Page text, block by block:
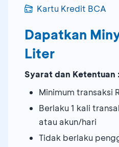
Kartu Kredit BCA
Dapatkan
Liter
Syarat dan Ketentuan :
Minimum transaksi
Berlaku 1 kali
atau akun/hari
Tidak berlaku